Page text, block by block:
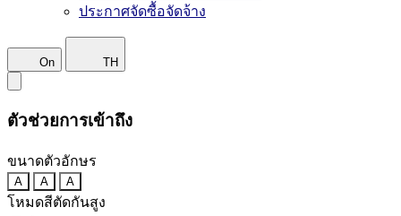
ประกาศจัดซื้อจัดจ้าง
On TH
ตัวช่วยการเข้าถึง
ขนาดตัวอักษร
A A A
โหมดสีตัดกันสูง